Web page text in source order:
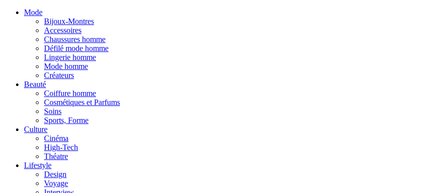
Mode
Bijoux-Montres
Accessoires
Chaussures homme
Défilé mode homme
Lingerie homme
Mode homme
Créateurs
Beauté
Coiffure homme
Cosmétiques et Parfums
Soins
Sports, Forme
Culture
Cinéma
High-Tech
Théatre
Lifestyle
Design
Voyage